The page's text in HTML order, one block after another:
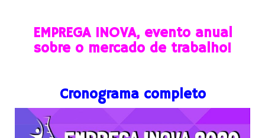
EMPREGA INOVA, evento anual
sobre o mercado de trabalho!
Cronograma completo